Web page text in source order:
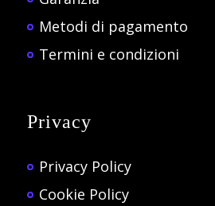
Metodi di pagamento
Termini e condizioni
Privacy
Privacy Policy
Cookie Policy